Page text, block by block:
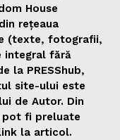
House
rețeaua
(texte, fotografii,
integral fără
la PRESShub,
site-ului este
de Autor. Din
pot fi preluate
la articol.